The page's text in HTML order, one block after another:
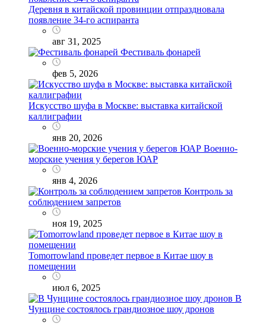
Деревня в китайской провинции отпраздновала
появление 34-го аспиранта
авг 31, 2025
Фестиваль фонарей
фев 5, 2026
Искусство шуфа в Москве: выставка китайской
каллиграфии
янв 20, 2026
Военно-
морские учения у берегов ЮАР
янв 4, 2026
Контроль за
соблюдением запретов
ноя 19, 2025
Tomorrowland проведет первое в Китае шоу в
помещении
июл 6, 2025
В
Чунцине состоялось грандиозное шоу дронов